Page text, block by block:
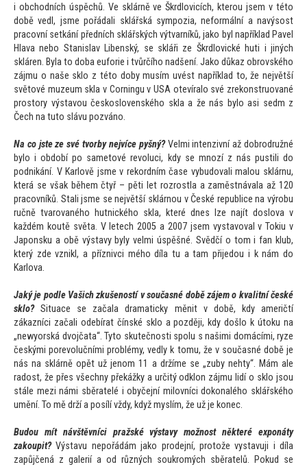
i obchodních úspěchů. Ve sklárně ve Škrdlovicích, kterou jsem v této
době vedl, jsme pořádali sklářská sympozia, neformální a navýsost
pracovní setkání předních sklářských výtvarníků, jako byl například Pavel
Hlava nebo Stanislav Libenský, se skláři ze Škrdlovické huti i jiných
skláren. Bylato doba euforie i tvůrčího nadšení. Jako důkaz obrovského
zájmu o naše sklo z této doby musím uvést například to, že největší
světové muzeum skla v Corningu v USA otevíralo své zrekonstruované
prostory výstavou československého skla a že nás bylo asi sedm z
Čech na tuto slávu pozváno.
Na co jste ze své tvorby nejvíce pyšný?Velmi intenzivní až dobrodružné
bylo i období po sametové revoluci, kdy se mnozí z nás pustili do
podnikání. V Karlově jsme v rekordním čase vybudovali malou sklárnu,
která se však během čtyř – pěti let rozrostla a zaměstnávala až 120
pracovníků. Stali jsme se největší sklárnou v České republice na výrobu
ručně tvarovaného hutnického skla, které dnes lze najít doslova v
každém koutě světa. V letech 2005 a 2007 jsem vystavoval v Tokiu v
Japonsku a obě výstavy byly velmi úspěšné. Svědčí o tom i fan klub,
který zde vznikl, a příznivci mého díla tu a tam přijedou i k nám do
Karlova.
Jaký je podle Vašich zkušeností v současné době zájem o kvalitní české
sklo?Situace se začala dramaticky měnit v době, kdy američtí
zákazníci začali odebírat čínské sklo a později, kdy došlo k útoku na
„newyorská dvojčata“. Tyto skutečnosti spolu s našimi domácími, ryze
českými porevolučními problémy, vedly k tomu, že v současné době je
nás na sklárně opět už jenom 11 a držíme se „zuby nehty“. Mám ale
radost, že přes všechny překážky a určitý odklon zájmu lidí o sklo jsou
stále mezi námi sběratelé i obyčejní milovníci dokonalého sklářského
umění. To mě drží a posílí vždy, když myslím, že už je konec.
Budou mít návštěvníci pražské výstavy možnost některé exponáty
zakoupit?Výstavu nepořádám jako prodejní, protože vystavuji i díla
zapůjčená z galerií a od různých soukromých sběratelů. Pokud se